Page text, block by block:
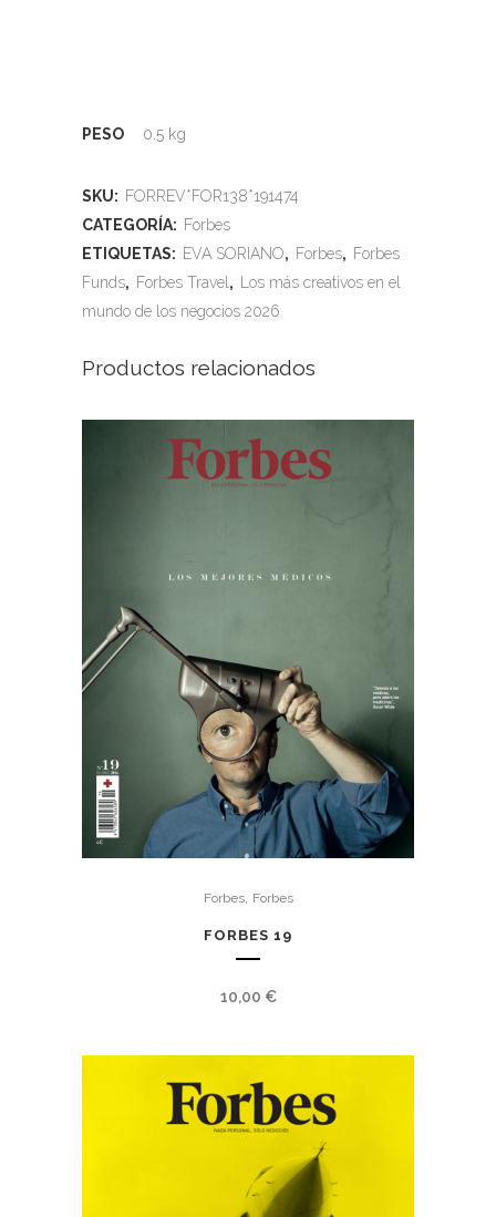
PESO 0.5 kg
SKU: FORREV*FOR138*191474
CATEGORÍA: Forbes
ETIQUETAS: EVA SORIANO, Forbes, Forbes
Funds, Forbes Travel, Los más creativos en el
mundo de los negocios 2026
Productos relacionados
Forbes, Forbes
FORBES 19
10,00 €